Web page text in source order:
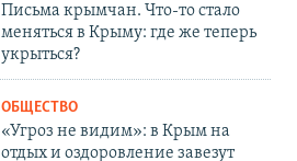
Письма крымчан. Что-то стало
меняться в Крыму: где же теперь
укрыться?
ОБЩЕСТВО
«Угроз не видим»: в Крым на
отдых и оздоровление завезут